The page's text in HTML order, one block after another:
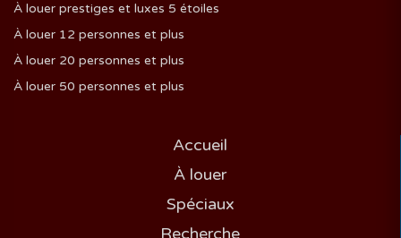
À louer prestiges et luxes 5 étoiles
À louer 12 personnes et plus
À louer 20 personnes et plus
À louer 50 personnes et plus
Accueil
À louer
Spéciaux
Recherche